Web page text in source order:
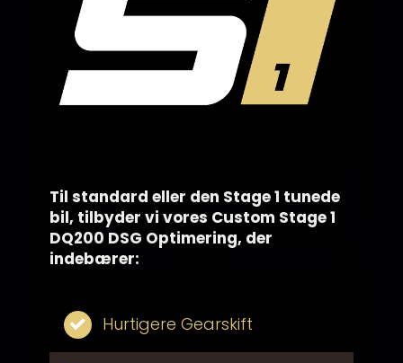
Til standard eller den Stage 1 tunede
bil, tilbyder vi vores Custom Stage 1
DQ200 DSG Optimering, der
indebærer:
Hurtigere Gearskift